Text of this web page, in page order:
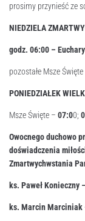
prosimy przynieść ze
NIEDZIELA
godz. 06:00 –
pozostałe Msze Święte
PONIEDZIAŁEK
Msze Święte – 07:00;
Owocnego duchowo
doświadczenia
Zmartwychwstania
ks. Paweł Konieczny
ks. Marcin Marciniak